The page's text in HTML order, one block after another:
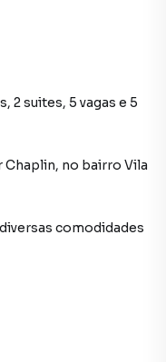
2 suites, 5 vagas e 5
Chaplin, no bairro Vila
comodidades